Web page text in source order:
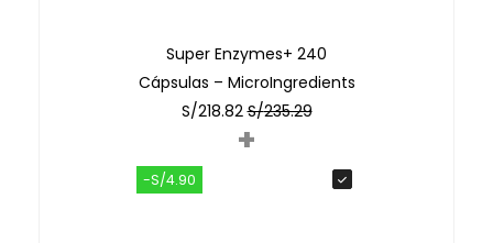
Super Enzymes+ 240
Cápsulas – MicroIngredients
S/218.82 S/235.29
+
-S/4.90